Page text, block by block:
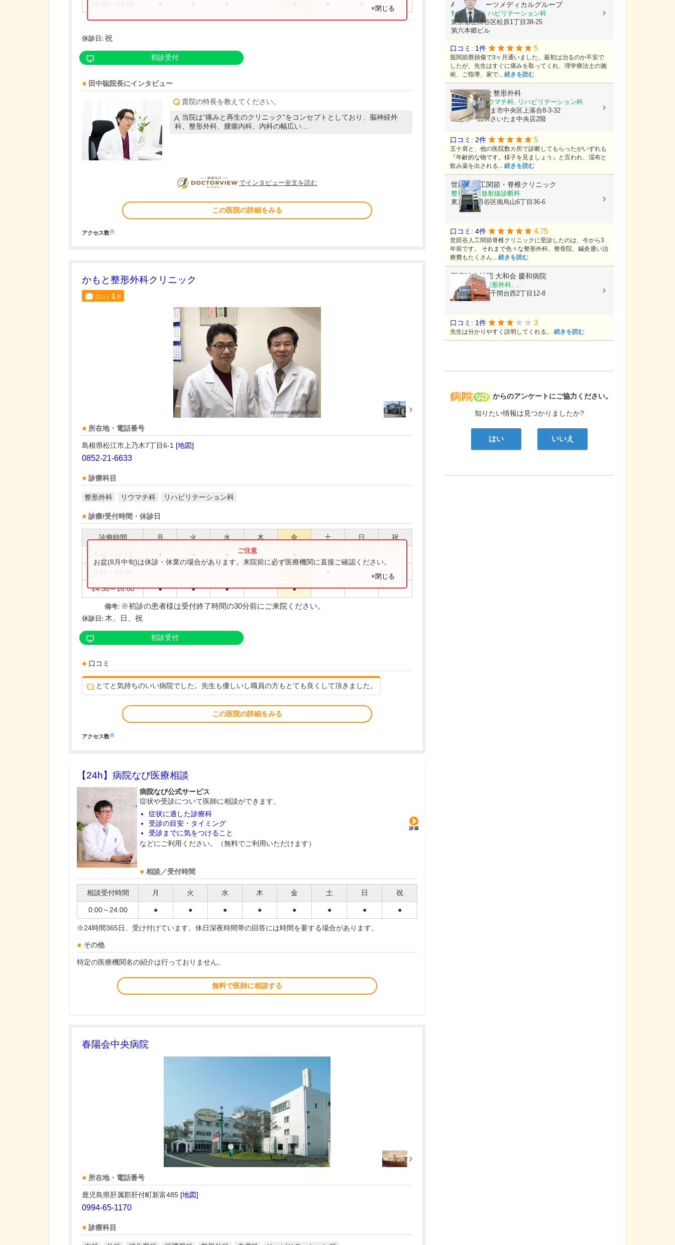
×閉じる
休診日: 祝
初診受付
田中聡院長にインタビュー
貴院の特長を教えてください。
当院は“痛みと再生のクリニック”をコンセプトとしており、脳神経外
科、整形外科、腫瘍内科、内科の幅広い…
DOCTORVIEW
でインタビュー全文を読む
この医院の詳細をみる
アクセス数※
かもと整形外科クリニック
口コミ 1件
所在地・電話番号
島根県松江市上乃木7丁目6-1 [地図]
0852-21-6633
診療科目
整形外科 リウマチ科 リハビリテーション科
診療/受付時間・休診日
診療時間 月 火 水 木 金 土 日 祝
14:30～18:00 ● ● ● ●
お盆(8月中旬)は休診・休業の場合があります。来院前に必ず医療機関に直接ご確認ください。
×閉じる
備考: ※初診の患者様は受付終了時間の30分前にご来院ください。
休診日: 木、日、祝
初診受付
口コミ
とてと気持ちのいい病院でした。先生も優しいし職員の方もとても良くして頂きました。
この医院の詳細をみる
アクセス数※
【24h】 病院なび医療相談
病院なび公式サービス
症状や受診について医師に相談ができます。
症状に適した診療科
受診の目安・タイミング
受診までに気をつけること
などにご利用ください。（無料でご利用いただけます）
相談／受付時間
相談受付時間 月 火 水 木 金 土 日 祝
0:00～24:00 ● ● ● ● ● ● ● ●
※24時間365日、受け付けています。休日深夜時間帯の回答には時間を要する場合があります。
その他
特定の医療機関名の紹介は行っておりません。
無料で医師に相談する
春陽会中央病院
所在地・電話番号
鹿児島県肝属郡肝付町新富485 [地図]
0994-65-1170
診療科目
病院なび
からのアンケートにご協力ください。
知りたい情報は見つかりましたか?
はい いいえ
AR-Exスポーツメディカルグループ
整形外科, リハビリテーション科
東京都世田谷区松原1丁目38-25
第六本郷ビル
口コミ: 1件 5
股関節唇損傷で3ヶ月通いました。最初は治るのか不安で
したが、先生はすぐに痛みを取ってくれ、理学療法士の施
術、ご指導、家で... 続きを読む
大宮はしもと整形外科
整形外科, リウマチ科, リハビリテーション科
埼玉県さいたま市中央区上落合8-3-32
島忠ホームズさいたま中央店2階
口コミ: 2件 5
五十肩と、他の医院数カ所で診断してもらったがいずれも
『年齢的な物です。様子を見ましょう』と言われ、湿布と
飲み薬を出される... 続きを読む
世田谷人工関節・脊椎クリニック
整形外科, 放射線診断科
東京都世田谷区南烏山6丁目36-6
口コミ: 4件 4.75
世田谷人工関節脊椎クリニックに受診したのは、今から3
年前です。 それまで色々な整形外科、整骨院、鍼灸通い治
療費もたくさん... 続きを読む
医療法人社団 大和会 慶和病院
内科, 外科, 整形外科, ...
埼玉県越谷市千間台西2丁目12-8
口コミ: 1件 3
先生は分かりやすく説明してくれる。 続きを読む